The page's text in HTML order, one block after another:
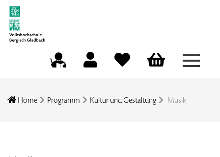
Menü
Home Programm Kultur und Gestaltung Musik